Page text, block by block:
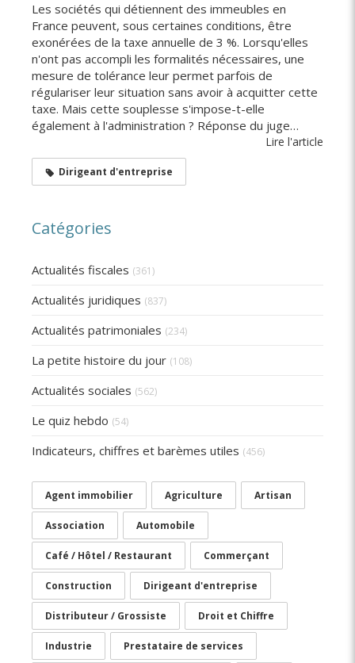
Les sociétés qui détiennent des immeubles en
France peuvent, sous certaines conditions, être
exonérées de la taxe annuelle de 3 %. Lorsqu'elles
n'ont pas accompli les formalités nécessaires, une
mesure de tolérance leur permet parfois de
régulariser leur situation sans avoir à acquitter cette
taxe. Mais cette souplesse s'impose-t-elle
également à l'administration ? Réponse du juge…
Lire l'article
Dirigeant d'entreprise
Catégories
Actualités fiscales (361)
Actualités juridiques (837)
Actualités patrimoniales (234)
La petite histoire du jour (108)
Actualités sociales (562)
Le quiz hebdo (54)
Indicateurs, chiffres et barèmes utiles (456)
Agent immobilier Agriculture Artisan
Association Automobile
Café / Hôtel / Restaurant Commerçant
Construction Dirigeant d'entreprise
Distributeur / Grossiste Droit et Chiffre
Industrie Prestataire de services